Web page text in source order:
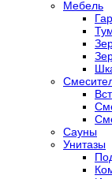
Мебель
Сауны
Унитазы